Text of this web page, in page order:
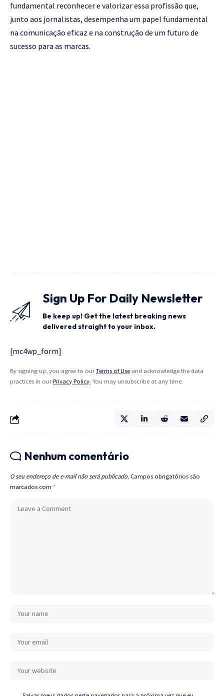
fundamental reconhecer e valorizar essa profissão que,
junto aos jornalistas, desempenha um papel fundamental
na comunicação eficaz e na construção de um futuro de
sucesso para as marcas.
Sign Up For Daily Newsletter
Be keep up! Get the latest breaking news
delivered straight to your inbox.
[mc4wp_form]
By signing up, you agree to ourTerms of Use and acknowledge the data
practices in ourPrivacy Policy. You may unsubscribe at any time.
Nenhum comentário
O seu endereço de e-mail não será publicado. Campos obrigatórios são
marcados com *